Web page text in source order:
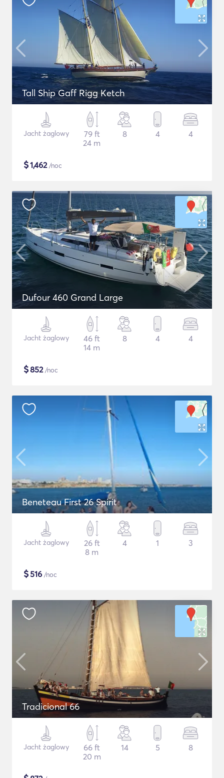
Tall Ship Gaff Rigg Ketch
Jacht żaglowy
79 ft
24 m
8 4 4
$1,462/noc
Dufour 460 Grand Large
Jacht żaglowy
46 ft
14 m
8 4 4
$852/noc
Beneteau First 26 Spirit
Jacht żaglowy
26 ft
8 m
4 1 3
$516 /noc
Tradicional 66
Jacht żaglowy
66 ft
20 m
14 5 8